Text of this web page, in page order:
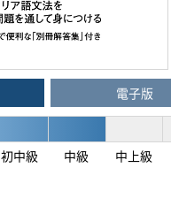
電子版
初中級 中級 中上級